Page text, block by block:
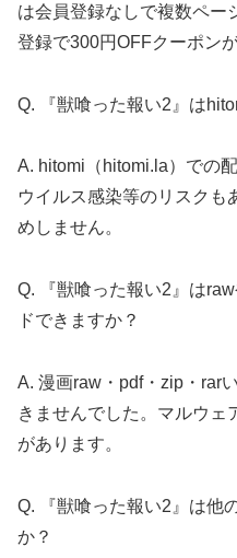
は会員登録なしで複数ペー
登録で300円OFFクーポン
Q. 『獣喰った報い2』は
A. hitomi（hitomi.la）での
ウイルス感染等のリスクも
めしません。
Q. 『獣喰った報い2』は
ドできますか？
A. 漫画raw・pdf・zip・rar
きませんでした。マルウェ
があります。
Q. 『獣喰った報い2』は他
か？